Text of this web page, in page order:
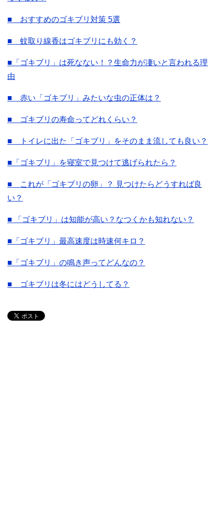
■ おすすめのゴキブリ対策 5選
■ 蚊取り線香はゴキブリにも効く？
■「ゴキブリ」は死なない！？生命力が凄いと言われる理
由
■ 赤い「ゴキブリ」みたいな虫の正体は？
■ ゴキブリの寿命ってどれくらい？
■ トイレに出た「ゴキブリ」をそのまま流しても良い？
■「ゴキブリ」を寝室で見つけて逃げられたら？
■ これが「ゴキブリの卵」？ 見つけたらどうすれば良
い？
■ 「ゴキブリ」は知能が高い？なつくかも知れない？
■「ゴキブリ」最高速度は時速何キロ？
■「ゴキブリ」の鳴き声ってどんなの？
■ ゴキブリは冬にはどうしてる？